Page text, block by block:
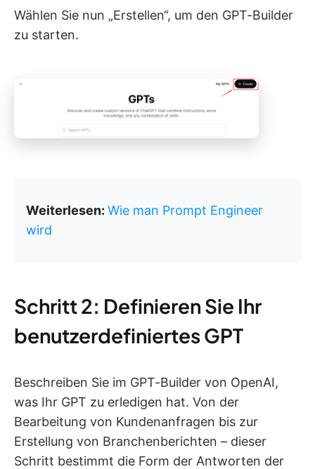
Wählen Sie nun „Erstellen“, um den GPT-Builder
zu starten.
Weiterlesen: Wie man Prompt Engineer
wird
Schritt 2: Definieren Sie Ihr
benutzerdefiniertes GPT
Beschreiben Sie im GPT-Builder von OpenAI,
was Ihr GPT zu erledigen hat. Von der
Bearbeitung von Kundenanfragen bis zur
Erstellung von Branchenberichten – dieser
Schritt bestimmt die Form der Antworten der